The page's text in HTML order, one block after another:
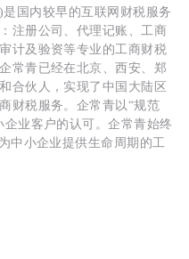
国内较早的互联网财税服务
注册公司、代理记账、工商
计及验资等专业的工商财税
常青已经在北京、西安、郑
合伙人，实现了中国大陆区
财税服务。企常青以“规范
业客户的认可。企常青始终
中小企业提供生命周期的工